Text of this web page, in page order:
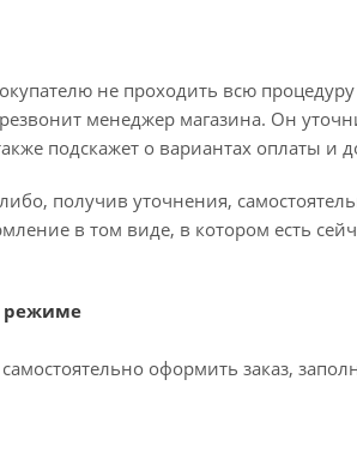
не проходить всю
менеджер магазина. Он
подскажет о вариантах оплаты и
получив уточнения,
в том виде, в котором есть
режиме
оформить заказ,